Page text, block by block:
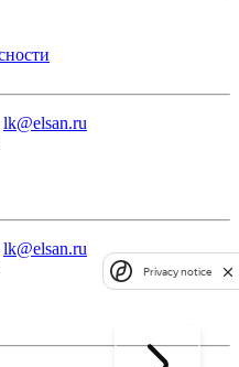
lk@elsan.ru
lk@elsan.ru
Privacy notice